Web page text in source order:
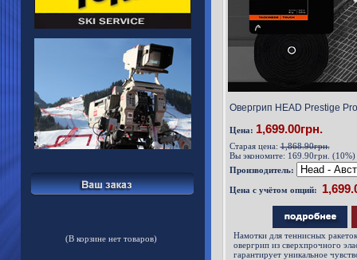
(В корзине нет товаров)
Овергрип HEAD Prestige
Цена: 1,699.00грн.
Старая цена:1,868.90грн.
Вы экономите: 169.90грн. (10%)
Производитель:
Цена с учётом опций:
Намотки для теннисных
овергрип из сверхпрочного
гарантирует уникальное